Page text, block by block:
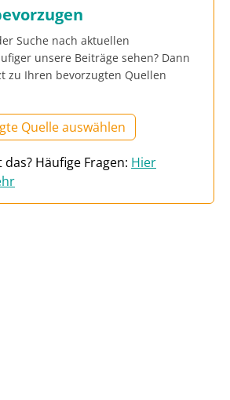
Suche nach aktuellen
unsere Beiträge sehen? Dann
zu Ihren bevorzugten Quellen
Quelle auswählen
Häufige Fragen: Hier